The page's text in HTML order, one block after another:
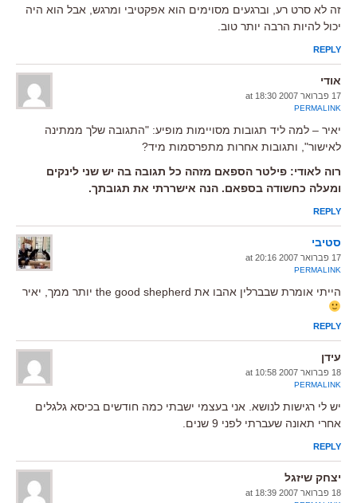
זה לא סרט רע, וברגעים מסוימים הוא אפקטיבי ומרגש, אבל הוא היה
יכול להיות הרבה יותר טוב.
REPLY
אודי
17 פברואר 2007 at 18:30
PERMALINK
יאיר – למה ליד תגובות מסויימות מופיע: "התגובה שלך ממתינה
לאישור", ותגובות אחרות מתפרסמות מיד?
רוה לאודי: פילטר הספאם מזהה כל תגובה בה יש שני לינקים
ומעלה כחשודה בספאם. הנה אישררתי את תגובתך.
REPLY
סטיבי
17 פברואר 2007 at 20:16
PERMALINK
הייתי אומרת שבברלין אהבו את the good shepherd יותר ממך, יאיר
REPLY
עידן
18 פברואר 2007 at 10:58
PERMALINK
יש לי רגישות לנושא. אני בעצמי ישבתי כמה חודשים בכיסא גלגלים
אחרי תאונה שעברתי לפני 9 שנים.
REPLY
יצחק שיזגל
18 פברואר 2007 at 18:39